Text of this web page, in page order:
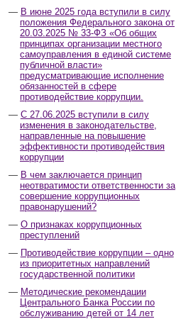
В июне 2025 года вступили в силу
положения Федерального закона от
20.03.2025 № 33-ФЗ «Об общих
принципах организации местного
самоуправления в единой системе
публичной власти»
предусматривающие исполнение
обязанностей в сфере
противодействие коррупции.
С 27.06.2025 вступили в силу
изменения в законодательстве,
направленные на повышение
эффективности противодействия
коррупции
В чем заключается принцип
неотвратимости ответственности за
совершение коррупционных
правонарушений?
О признаках коррупционных
преступлений
Противодействие коррупции – одно
из приоритетных направлений
государственной политики
Методические рекомендации
Центрального Банка России по
обслуживанию детей от 14 лет